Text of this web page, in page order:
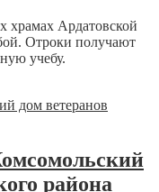
храмах Ардатовской
Отроки получают
учебу.
района